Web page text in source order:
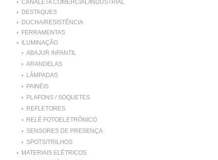
CANALETA COMERCIAL/INDUSTRIAL
DESTAQUES
DUCHA/RESISTÊNCIA
FERRAMENTAS
ILUMINAÇÃO
ABAJUR INFANTIL
ARANDELAS
LÂMPADAS
PAINÉIS
PLAFONS / SOQUETES
REFLETORES
RELÉ FOTOELETRÔNICO
SENSORES DE PRESENÇA
SPOTS/TRILHOS
MATERIAIS ELÉTRICOS